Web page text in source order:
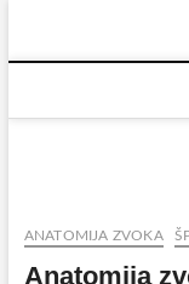
content
ANATOMIJA ZVOKA
Anatomija